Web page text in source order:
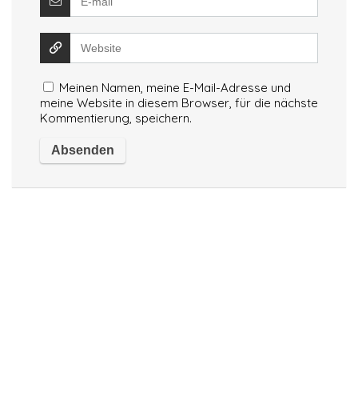
Meinen Namen, meine E-Mail-Adresse und
meine Website in diesem Browser, für die nächste
Kommentierung, speichern.